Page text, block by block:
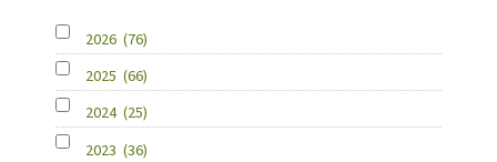
2026 (76)
2025 (66)
2024 (25)
2023 (36)